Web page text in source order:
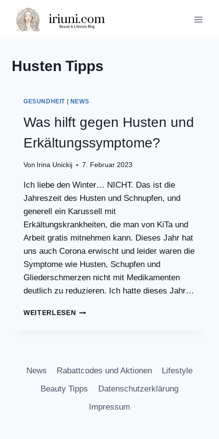
Inhalt
springen
Husten Tipps
GESUNDHEIT| NEWS
Was hilft gegen Husten und
Erkältungssymptome?
Von Irina Unickij 7. Februar 2023
Ich liebe den Winter… NICHT. Das ist die
Jahreszeit des Husten und Schnupfen, und
generell ein Karussell mit
Erkältungskrankheiten, die man von KiTa und
Arbeit gratis mitnehmen kann. Dieses Jahr hat
uns auch Corona erwischt und leider waren die
Symptome wie Husten, Schupfen und
Gliederschmerzen nicht mit Medikamenten
deutlich zu reduzieren. Ich hatte dieses Jahr…
WEITERLESENWAS
News Rabattcodes und Aktionen
Lifestyle
Beauty Tipps
Datenschutzerklärung
Impressum